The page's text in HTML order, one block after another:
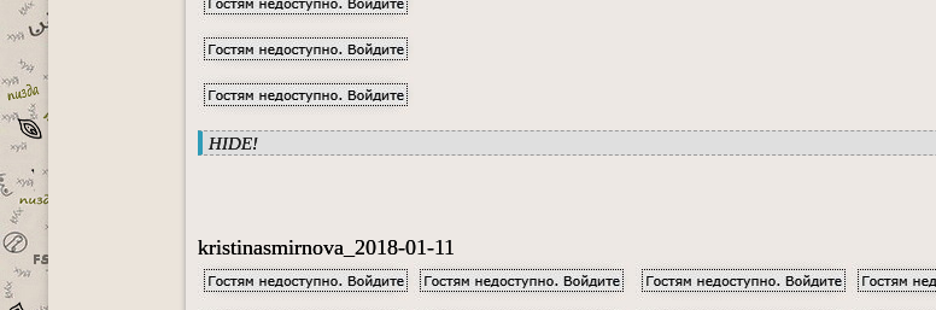
HIDE!
kristinasmirnova_2018-01-11